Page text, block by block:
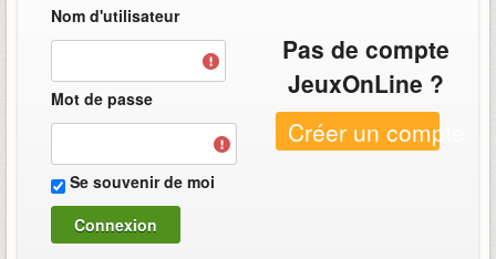
Nom d'utilisateur
Mot de passe
Se souvenir de moi
Pas de compte
JeuxOnLine ?
Créer un compte